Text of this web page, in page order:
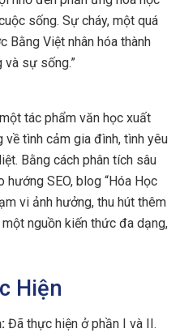
sống. Sự cháy, một quá
Bằng Việt nhân hóa thành
và sự sống.”
tác phẩm văn học xuất
về tình cảm gia đình, tình yêu
Bằng cách phân tích sâu
SEO, blog “Hóa Học
vi ảnh hưởng, thu hút thêm
nguồn kiến thức đa dạng,
Hiện
Đã thực hiện ở phần I và II.